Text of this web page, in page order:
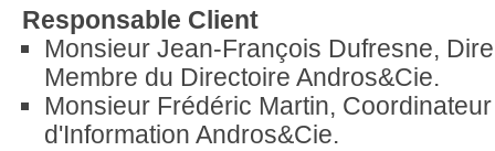
Responsable Client
Monsieur Jean-François Dufresne,
Membre du Directoire Andros&Cie.
Monsieur Frédéric Martin,
d'Information Andros&Cie.